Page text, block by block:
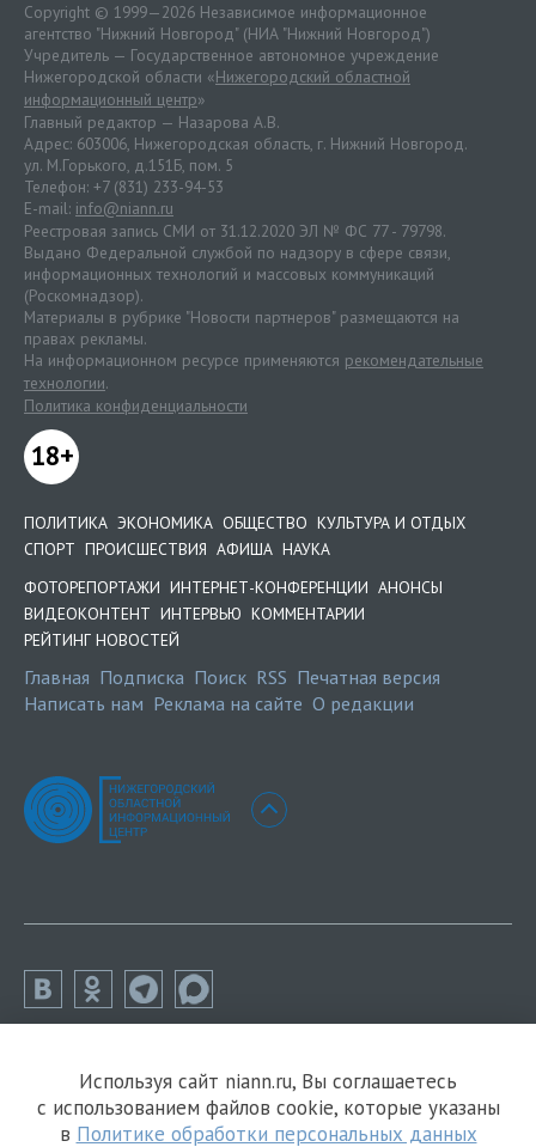
Copyright © 1999—2026 Независимое информационное
агентство "Нижний Новгород" (НИА "Нижний Новгород")
Учредитель — Государственное автономное учреждение
Нижегородской области «Нижегородский областной
информационный центр»
Главный редактор — Назарова А.В.
Адрес: 603006, Нижегородская область, г. Нижний Новгород.
ул. М.Горького, д.151Б, пом. 5
Телефон: +7 (831) 233-94-53
E-mail: info@niann.ru
Реестровая запись СМИ от 31.12.2020 ЭЛ № ФС 77 - 79798.
Выдано Федеральной службой по надзору в сфере связи,
информационных технологий и массовых коммуникаций
(Роскомнадзор).
Материалы в рубрике "Новости партнеров" размещаются на
правах рекламы.
На информационном ресурсе применяются рекомендательные
технологии.
Политика конфиденциальности
18+
ПОЛИТИКА ЭКОНОМИКА ОБЩЕСТВО КУЛЬТУРА И ОТДЫХ
СПОРТ ПРОИСШЕСТВИЯ АФИША НАУКА
ФОТОРЕПОРТАЖИ ИНТЕРНЕТ-КОНФЕРЕНЦИИ АНОНСЫ
ВИДЕОКОНТЕНТ ИНТЕРВЬЮ КОММЕНТАРИИ
РЕЙТИНГ НОВОСТЕЙ
Главная Подписка Поиск RSS Печатная версия
Написать нам Реклама на сайте О редакции
Используя сайт niann.ru, Вы соглашаетесь
с использованием файлов cookie, которые указаны
в Политике обработки персональных данных